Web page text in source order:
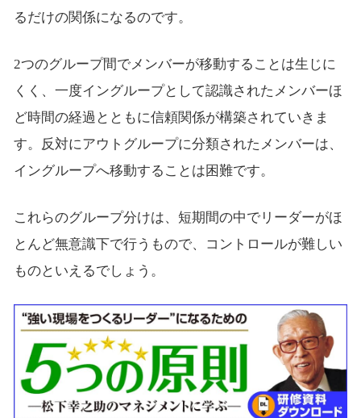
るだけの関係になるのです。
2つのグループ間でメンバーが移動することは生じに
くく、一度イングループとして認識されたメンバーほ
ど時間の経過とともに信頼関係が構築されていきま
す。反対にアウトグループに分類されたメンバーは、
イングループへ移動することは困難です。
これらのグループ分けは、短期間の中でリーダーがほ
とんど無意識下で行うもので、コントロールが難しい
ものといえるでしょう。